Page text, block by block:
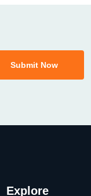
Submit Now
Explore